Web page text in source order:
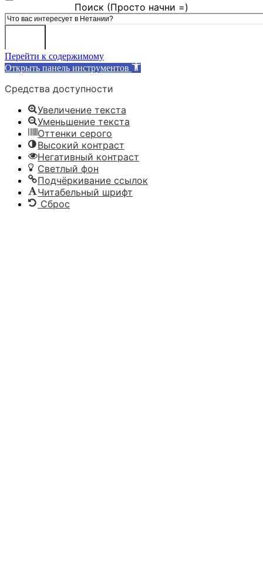
Поиск (Просто начни =)
Поиск
Перейти к содержимому
Открыть панель инструментов
Средства доступности
Увеличение текста
Уменьшение текста
Оттенки серого
Высокий контраст
Негативный контраст
Светлый фон
Подчёркивание ссылок
Читабельный шрифт
Сброс